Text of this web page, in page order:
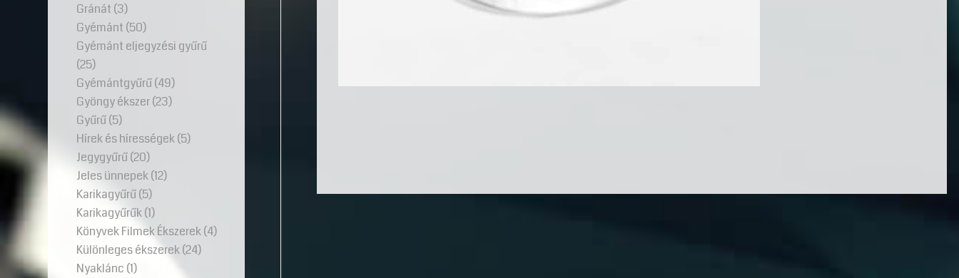
Gránát (3)
Gyémánt (50)
Gyémánt eljegyzési gyűrű
(25)
Gyémántgyűrű(49)
Gyöngy ékszer(23)
Gyűrű(5)
Hírek és hírességek(5)
Jegygyűrű(20)
Jeles ünnepek(12)
Karikagyűrű(5)
Karikagyűrűk(1)
Könyvek Filmek Ékszerek(4)
Különleges ékszerek(24)
Nyaklánc (1)